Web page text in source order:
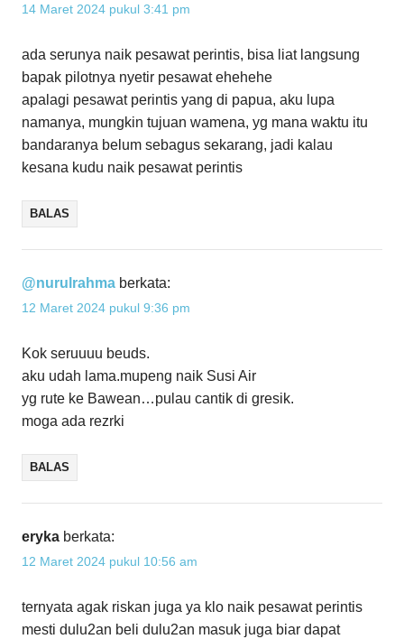
14 Maret 2024 pukul 3:41 pm
ada serunya naik pesawat perintis, bisa liat langsung
bapak pilotnya nyetir pesawat ehehehe
apalagi pesawat perintis yang di papua, aku lupa
namanya, mungkin tujuan wamena, yg mana waktu itu
bandaranya belum sebagus sekarang, jadi kalau
kesana kudu naik pesawat perintis
BALAS
@nurulrahma berkata:
12 Maret 2024 pukul 9:36 pm
Kok seruuuu beuds.
aku udah lama.mupeng naik Susi Air
yg rute ke Bawean…pulau cantik di gresik.
moga ada rezrki
BALAS
eryka berkata:
12 Maret 2024 pukul 10:56 am
ternyata agak riskan juga ya klo naik pesawat perintis
mesti dulu2an beli dulu2an masuk juga biar dapat